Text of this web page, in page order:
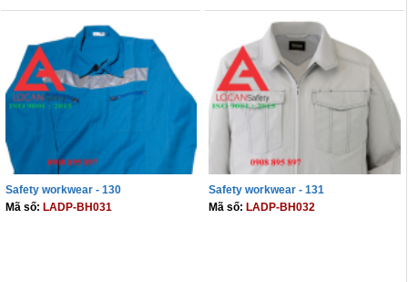
Safety workwear - 130
Mã số: LADP-BH031
Safety workwear - 131
Mã số: LADP-BH032